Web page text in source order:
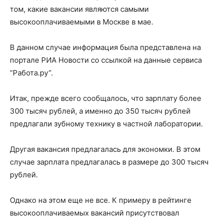
том, какие вакансии являются самыми
высокооплачиваемыми в Москве в мае.
В данном случае информация была представлена на
портале РИА Новости со ссылкой на данные сервиса
“Работа.ру”.
Итак, прежде всего сообщалось, что зарплату более
300 тысяч рублей, а именно до 350 тысяч рублей
предлагали зубному технику в частной лаборатории.
Другая вакансия предлагалась для экономки. В этом
случае зарплата предлагалась в размере до 300 тысяч
рублей.
Однако на этом еще не все. К примеру в рейтинге
высокооплачиваемых вакансий присутствовал